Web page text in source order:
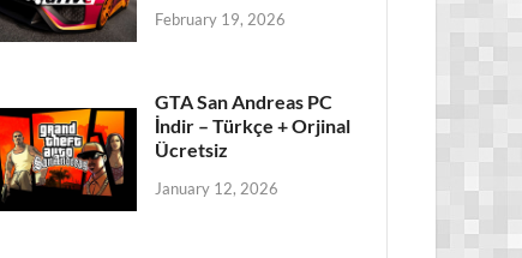
February 19, 2026
GTA San Andreas PC
İndir – Türkçe + Orjinal
Ücretsiz
January 12, 2026